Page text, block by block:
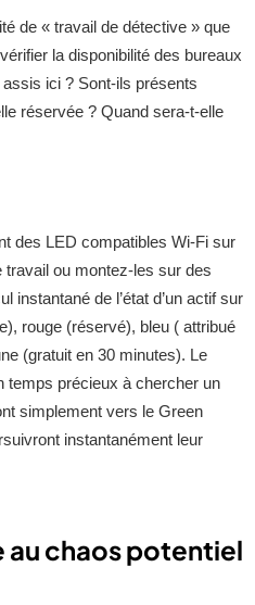
de « travail de détective » que
la disponibilité des bureaux
ici ? Sont-ils présents
réservée ? Quand sera-t-elle
des LED compatibles Wi-Fi sur
ou montez-les sur des
instantané de l’état d’un actif sur
rouge (réservé), bleu ( attribué
(gratuit en 30 minutes). Le
temps précieux à chercher un
simplement vers le Green
instantanément leur
au chaos potentiel